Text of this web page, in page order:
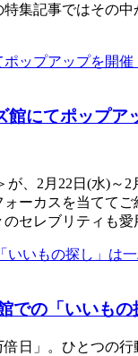
集記事ではその
にてポップ
、2月22日(水)～
ーカスを当てて
セレブリティも
での「いいも
日」。ひとつの